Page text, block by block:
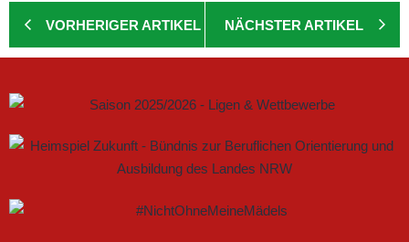
VORHERIGER ARTIKEL NÄCHSTER ARTIKEL